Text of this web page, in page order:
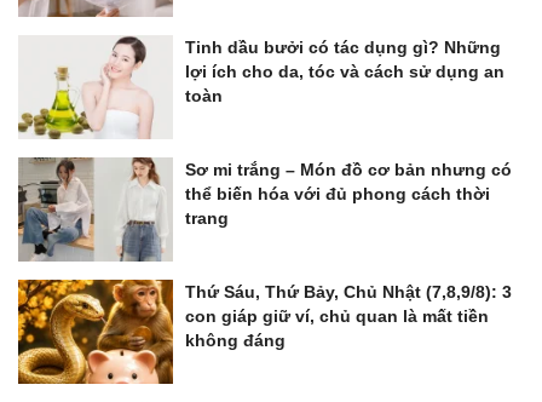
Tinh dầu bưởi có tác dụng gì? Những
lợi ích cho da, tóc và cách sử dụng an
toàn
Sơ mi trắng – Món đồ cơ bản nhưng có
thể biến hóa với đủ phong cách thời
trang
Thứ Sáu, Thứ Bảy, Chủ Nhật (7,8,9/8): 3
con giáp giữ ví, chủ quan là mất tiền
không đáng